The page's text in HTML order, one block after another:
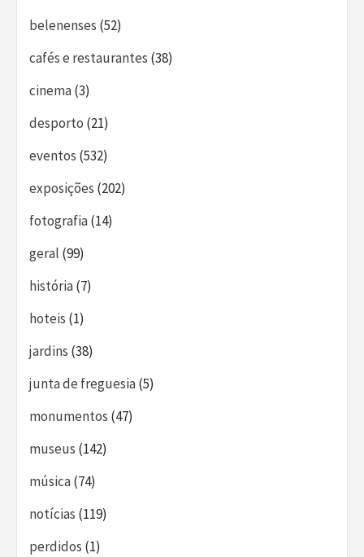
belenenses (52)
cafés e restaurantes (38)
cinema(3)
desporto (21)
eventos (532)
exposições (202)
fotografia(14)
geral (99)
história(7)
hoteis (1)
jardins (38)
junta de freguesia(5)
monumentos (47)
museus (142)
música(74)
notícias (119)
perdidos (1)